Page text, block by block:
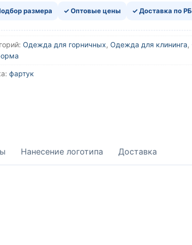
размера ✓ Оптовые цены ✓ Доставка по РБ
Одежда для горничных,Одежда для клининга,
фартук
Нанесение логотипа Доставка